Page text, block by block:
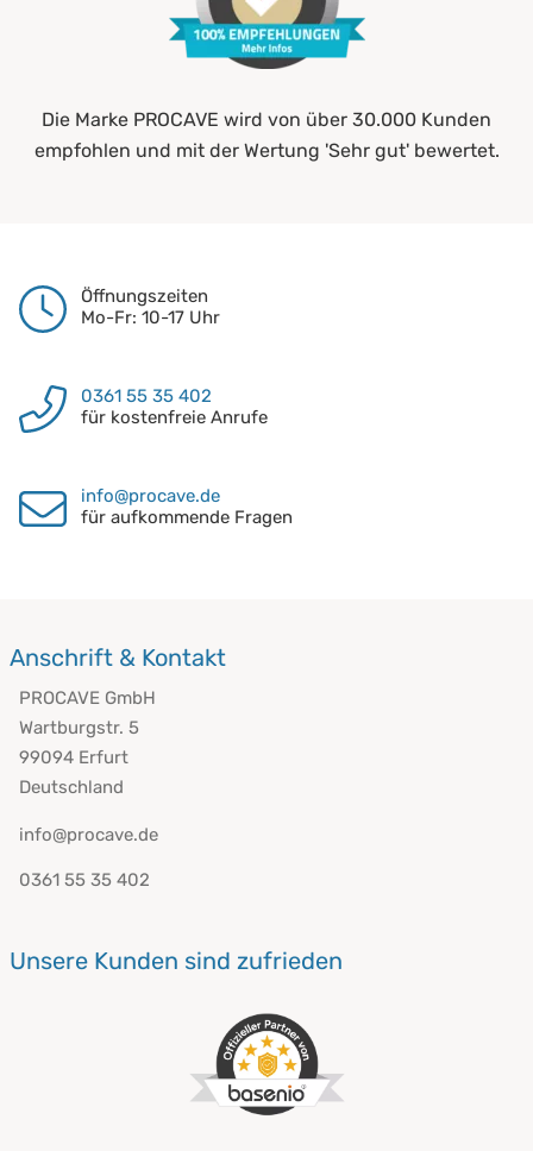
Die Marke PROCAVE wird von über 30.000 Kunden
empfohlen und mit der Wertung 'Sehr gut' bewertet.
Öffnungszeiten
Mo-Fr: 10-17 Uhr
0361 55 35 402
für kostenfreie Anrufe
info@procave.de
für aufkommende Fragen
Anschrift & Kontakt
PROCAVE GmbH
Wartburgstr. 5
99094 Erfurt
Deutschland
info@procave.de
0361 55 35 402
Unsere Kunden sind zufrieden